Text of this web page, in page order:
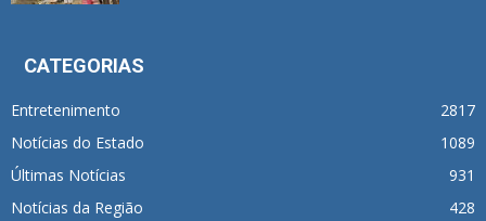
CATEGORIAS
Entretenimento
2817
Notícias do Estado
1089
Últimas Notícias
931
Notícias da Região
428